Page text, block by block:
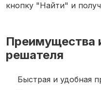
кнопку "Найти" и
Преимущества
решателя
Быстрая и удобная